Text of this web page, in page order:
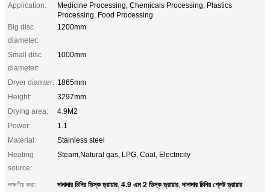
Application:
Medicine Processing, Chemicals Processing, Plastics
Processing, Food Processing
Big disc
diameter:
1200mm
Small disc
diameter:
1000mm
Dryer diamter: 1865mm
Height:
3297mm
Drying area:
4.9M2
Power:
1.1
Material:
Stainless steel
Heating
source:
Steam,Natural gas, LPG, Coal, Electricity
লক্ষণীয় করা: দানাদার চিনির ডিস্ক ড্রায়ার, 4.9 এম 2 ডিস্ক ড্রায়ার,দানাদার চিনির প্লেট ড্রায়ার